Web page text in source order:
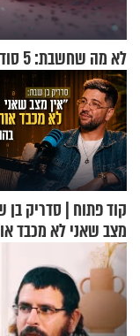
לא מה שחשבת: 5 סודות ליצירת מראה מטופח ורענן
קוד פתוח | סדריק בן
מצב שאני לא מכבד
בבוקר בהנחת תפילין"